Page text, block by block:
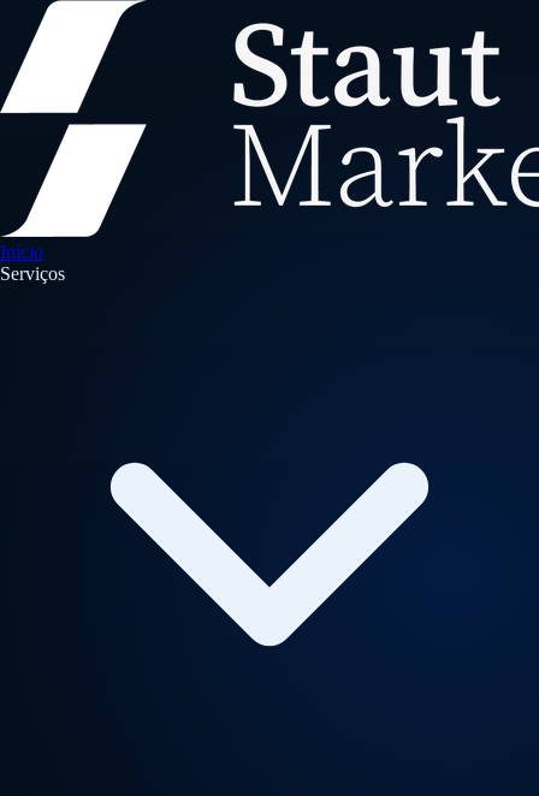
Início
Serviços